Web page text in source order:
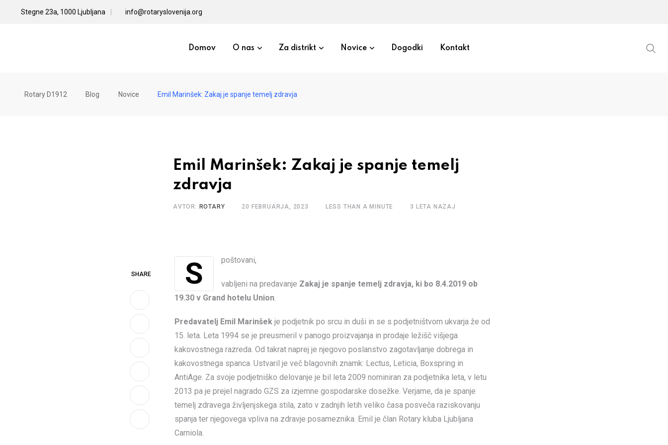
Stegne 23a, 1000 Ljubljana info@rotaryslovenija.org
Domov O nas Za distrikt Novice Dogodki Kontakt
Rotary D1912 Blog Novice Emil Marinšek: Zakaj je spanje temelj zdravja
Emil Marinšek: Zakaj je spanje temelj
zdravja
AVTOR: ROTARY 20 FEBRUARJA, 2023 LESS THAN A MINUTE 3 LETA NAZAJ
SHARE
LinkedIn
Whatsapp
Print
Share
Spoštovani,
vabljeni na predavanje Zakaj je spanje temelj zdravja, ki bo 8.4.2019 ob
19.30 v Grand hotelu Union.
Predavatelj Emil Marinšek je podjetnik po srcu in duši in se s podjetništvom ukvarja že od
15. leta. Leta 1994 se je preusmeril v panogo proizvajanja in prodaje ležišč višjega
kakovostnega razreda. Od takrat naprej je njegovo poslanstvo zagotavljanje dobrega in
kakovostnega spanca. Ustvaril je več blagovnih znamk: Lectus, Leticia, Boxspring in
AntiAge. Za svoje podjetniško delovanje je bil leta 2009 nominiran za podjetnika leta, v letu
2013 pa je prejel nagrado GZS za izjemne gospodarske dosežke. Verjame, da je spanje
temelj zdravega življenjskega stila, zato v zadnjih letih veliko časa posveča raziskovanju
spanja ter njegovega vpliva na zdravje posameznika. Emil je član Rotary kluba Ljubljana
Carniola.